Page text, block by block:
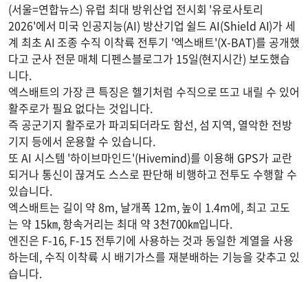
(서울=연합뉴스) 유럽 최대 방위산업 전시회 '유로사토리
2026'에서 미국 인공지능(AI) 방산기업 쉴드 AI(Shield AI)가 세
계 최초 AI 조종 수직 이착륙 전투기 '엑스배트'(X-BAT)를 공개했
다고 군사 전문 매체 디펜스블로그가 15일(현지시간) 보도했습
니다.
엑스배트의 가장 큰 특징은 헬기처럼 수직으로 뜨고 내릴 수 있어
활주로가 필요 없다는 것입니다.
즉 공군기지 활주로가 파괴되더라도 함선, 섬 지역, 열악한 전방
기지 등에서 운용할 수 있습니다.
또 AI 시스템 '하이브마인드'(Hivemind)를 이용해 GPS가 교란
되거나 통신이 끊겨도 스스로 판단해 비행하고 전투도 수행할 수
있습니다.
엑스배트는 길이 약 8m, 날개폭 12m, 높이 1.4m에, 최고 고도
는 약 15㎞, 항속거리는 최대 약 3천700㎞입니다.
엔진은 F-16, F-15 전투기에 사용하는 것과 동일한 계열을 사용
하는데, 수직 이착륙 시 배기가스를 재분배하는 기능을 갖추고 있
습니다.